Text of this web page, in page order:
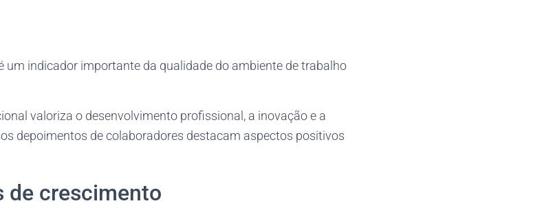
um indicador importante da qualidade do ambiente de trabalho
valoriza o desenvolvimento profissional, a inovação e a
depoimentos de colaboradores destacam aspectos positivos
de crescimento